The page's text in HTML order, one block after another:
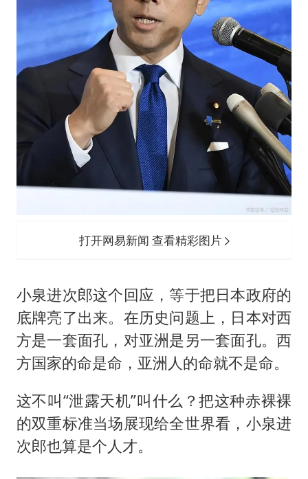
打开网易新闻 查看精彩图片
小泉进次郎这个回应，等于把日本政府的
底牌亮了出来。在历史问题上，日本对西
方是一套面孔，对亚洲是另一套面孔。西
方国家的命是命，亚洲人的命就不是命。
这不叫“泄露天机”叫什么？把这种赤裸裸
的双重标准当场展现给全世界看，小泉进
次郎也算是个人才。